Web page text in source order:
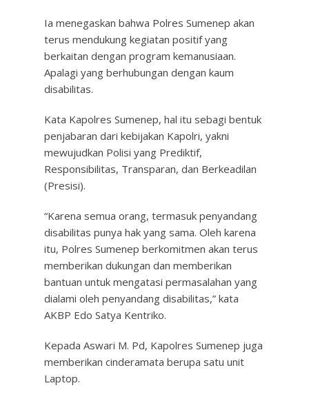
Ia menegaskan bahwa Polres Sumenep akan
terus mendukung kegiatan positif yang
berkaitan dengan program kemanusiaan.
Apalagi yang berhubungan dengan kaum
disabilitas.
Kata Kapolres Sumenep, hal itu sebagi bentuk
penjabaran dari kebijakan Kapolri, yakni
mewujudkan Polisi yang Prediktif,
Responsibilitas, Transparan, dan Berkeadilan
(Presisi).
“Karena semua orang, termasuk penyandang
disabilitas punya hak yang sama. Oleh karena
itu, Polres Sumenep berkomitmen akan terus
memberikan dukungan dan memberikan
bantuan untuk mengatasi permasalahan yang
dialami oleh penyandang disabilitas,” kata
AKBP Edo Satya Kentriko.
Kepada Aswari M. Pd, Kapolres Sumenep juga
memberikan cinderamata berupa satu unit
Laptop.